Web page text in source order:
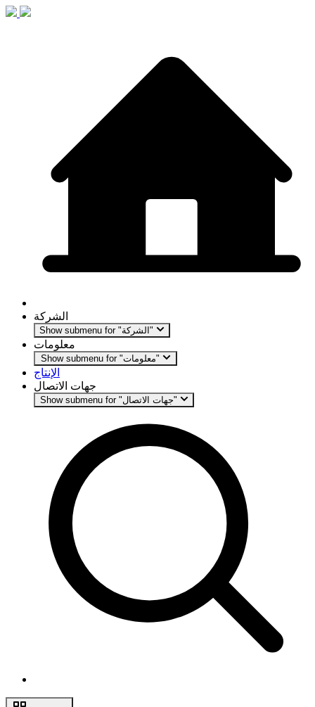
الشركة
Show submenu for "الشركة"
معلومات
Show submenu for "معلومات"
الإنتاج
جهات الاتصال
Show submenu for "جهات الاتصال"